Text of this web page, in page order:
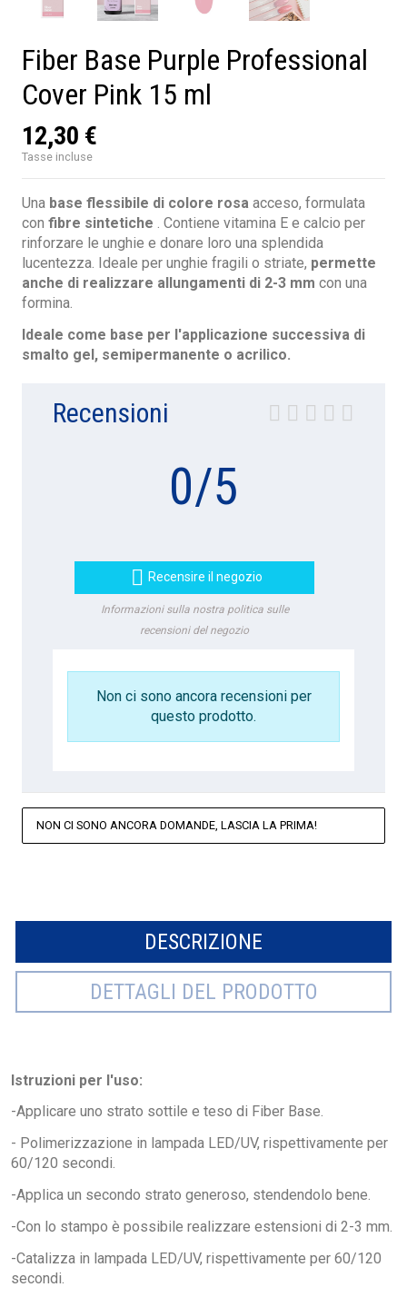
Fiber Base Purple Professional
Cover Pink 15 ml
12,30 €
Tasse incluse
Una base flessibile di colore rosa acceso, formulata
con fibre sintetiche . Contiene vitamina E e calcio per
rinforzare le unghie e donare loro una splendida
lucentezza. Ideale per unghie fragili o striate, permette
anche di realizzare allungamenti di 2-3 mm con una
formina.
Ideale come base per l'applicazione successiva di
smalto gel, semipermanente o acrilico.
Recensioni
0/5
 Recensire il negozio
Informazioni sulla nostra politica sulle
recensioni del negozio
Non ci sono ancora recensioni per
questo prodotto.
NON CI SONO ANCORA DOMANDE, LASCIA LA PRIMA!
DESCRIZIONE
DETTAGLI DEL PRODOTTO
Istruzioni per l'uso:
-Applicare uno strato sottile e teso di Fiber Base.
- Polimerizzazione in lampada LED/UV, rispettivamente per
60/120 secondi.
-Applica un secondo strato generoso, stendendolo bene.
-Con lo stampo è possibile realizzare estensioni di 2-3 mm.
-Catalizza in lampada LED/UV, rispettivamente per 60/120
secondi.